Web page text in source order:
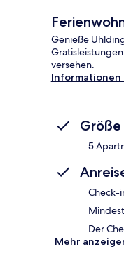
Genieße
versehen.
Informationen
5
Check-
Der
Mehr